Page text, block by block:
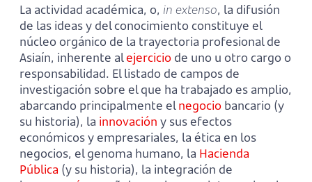
La actividad académica, o, in extenso, la difusión
de las ideas y del conocimiento constituye el
núcleo orgánico de la trayectoria profesional de
Asiaín, inherente alejercicio de uno u otro cargo o
responsabilidad. El listado de campos de
investigación sobre el que ha trabajado es amplio,
abarcando principalmente elnegocio bancario (y
su historia), la innovación y sus efectos
económicos y empresariales, la ética en los
negocios, el genoma humano, la Hacienda
Pública (y su historia), la integración de